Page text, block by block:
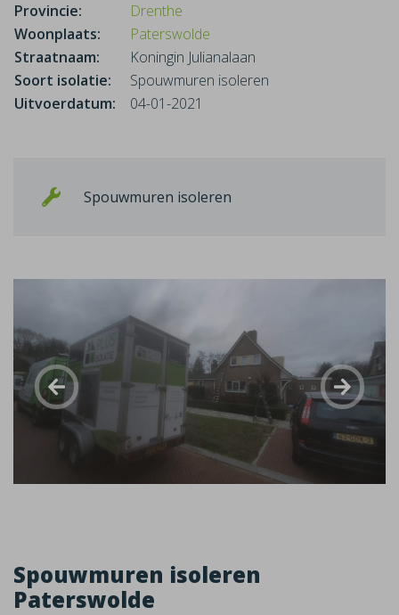
Provincie:
Drenthe
Woonplaats:
Paterswolde
Straatnaam:
Koningin Julianalaan
Soort isolatie:
Spouwmuren isoleren
Uitvoerdatum:
04-01-2021
Spouwmuren isoleren
Spouwmuren isoleren
Paterswolde